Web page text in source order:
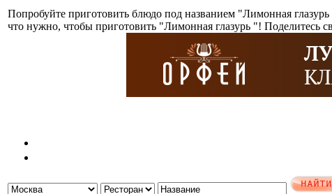
Попробуйте приготовить блюдо под названием "Лимонная
что нужно, чтобы приготовить "Лимонная глазурь "! Поделитесь